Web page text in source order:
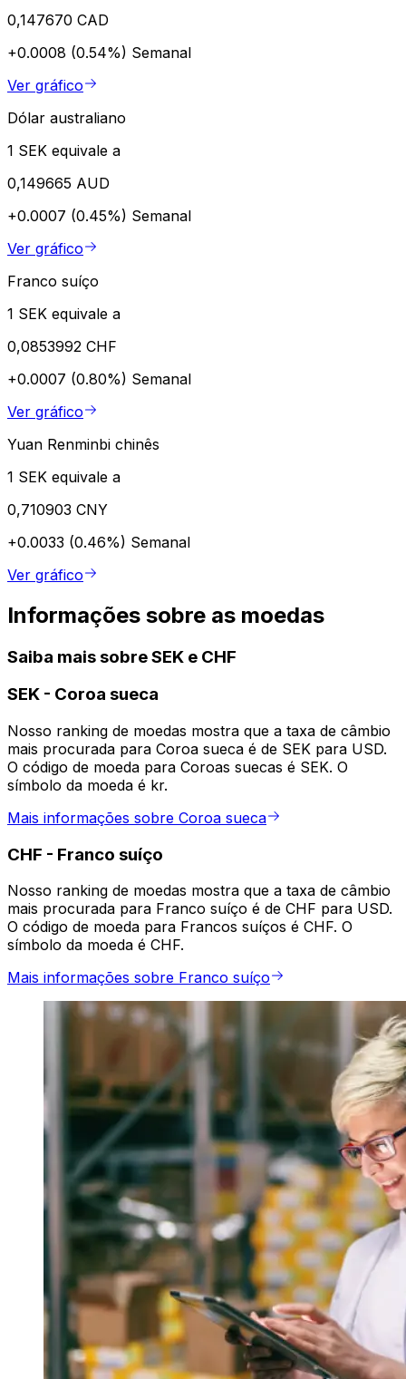
0,147670 CAD
+0.0008 (0.54%) Semanal
Ver gráfico
Dólar australiano
1 SEK equivale a
0,149665 AUD
+0.0007 (0.45%) Semanal
Ver gráfico
Franco suíço
1 SEK equivale a
0,0853992 CHF
+0.0007 (0.80%) Semanal
Ver gráfico
Yuan Renminbi chinês
1 SEK equivale a
0,710903 CNY
+0.0033 (0.46%) Semanal
Ver gráfico
Informações sobre as moedas
Saiba mais sobre SEK e CHF
SEK - Coroa sueca
Nosso ranking de moedas mostra que a taxa de câmbio
mais procurada para Coroa sueca é de SEK para USD.
O código de moeda para Coroas suecas é SEK. O
símbolo da moeda é kr.
Mais informações sobre Coroa sueca
CHF - Franco suíço
Nosso ranking de moedas mostra que a taxa de câmbio
mais procurada para Franco suíço é de CHF para USD.
O código de moeda para Francos suíços é CHF. O
símbolo da moeda é CHF.
Mais informações sobre Franco suíço